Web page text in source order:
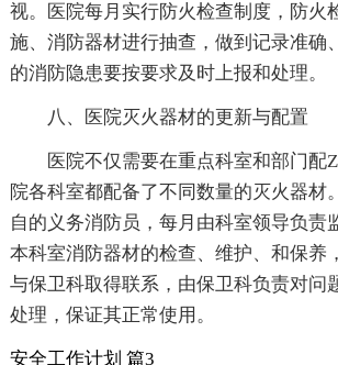
视。医院每月实行防火检查制度，防火
施、消防器材进行抽查，做到记录准确
的消防隐患要按要求及时上报和处理。
八、医院灭火器材的更新与配置
医院不仅需要在重点科室和部门配
院各科室都配备了不同数量的灭火器材
自的义务消防员，每月由科室领导负责
本科室消防器材的检查、维护、和保养
与保卫科取得联系，由保卫科负责对问
处理，保证其正常使用。
安全工作计划 篇3